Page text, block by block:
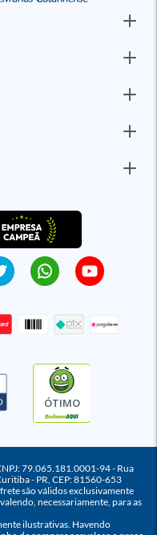
ÓTIMO
79.065.181.0001-94 - Rua
- PR, CEP: 81560-653
são válidos exclusivamente
necessariamente, para as
ilustrativas. Havendo